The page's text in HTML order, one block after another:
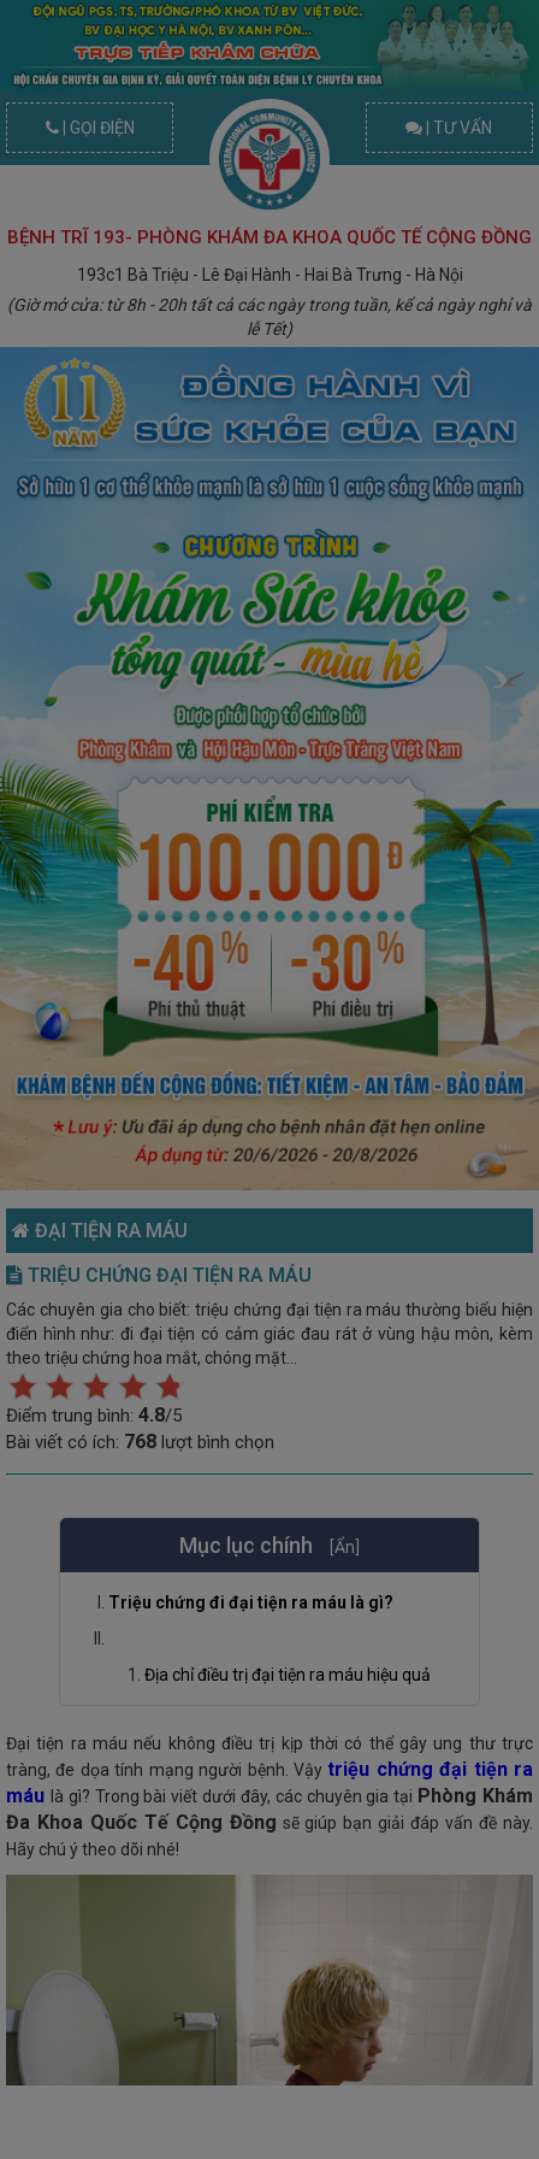
| GỌI ĐIỆN | TƯ VẤN
BỆNH TRĨ 193- PHÒNG KHÁM ĐA KHOA QUỐC TẾ CỘNG ĐỒNG
193c1 Bà Triệu - Lê Đại Hành - Hai Bà Trưng - Hà Nội
(Giờ mở cửa: từ 8h - 20h tất cả các ngày trong tuần, kể cả ngày nghỉ và
lễ Tết)
ĐẠI TIỆN RA MÁU
TRIỆU CHỨNG ĐẠI TIỆN RA MÁU
Các chuyên gia cho biết: triệu chứng đại tiện ra máu thường biểu hiện
điển hình như: đi đại tiện có cảm giác đau rát ở vùng hậu môn, kèm
theo triệu chứng hoa mắt, chóng mặt…
Điểm trung bình: 4.8/5
Bài viết có ích: 768 lượt bình chọn
Mục lục chính [Ẩn]
Triệu chứng đi đại tiện ra máu là gì?
Địa chỉ điều trị đại tiện ra máu hiệu quả
Đại tiện ra máu nếu không điều trị kịp thời có thể gây ung thư trực
tràng, đe dọa tính mạng người bệnh. Vậytriệu chứng đại tiện ra
máu là gì? Trong bài viết dưới đây, các chuyên gia tại Phòng Khám
Đa Khoa Quốc Tế Cộng Đồng sẽ giúp bạn giải đáp vấn đề này.
Hãy chú ý theo dõi nhé!